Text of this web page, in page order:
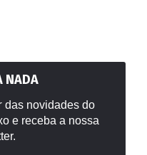
NADA
das novidades do
e receba a nossa